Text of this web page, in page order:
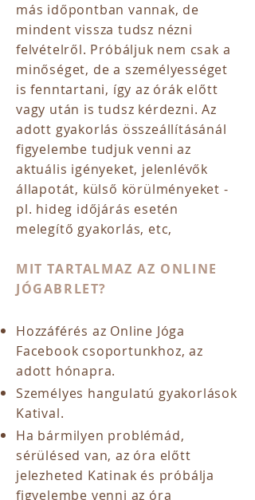
más időpontban vannak, de
mindent vissza tudsz nézni
felvételről. Próbáljuk nem csak a
minőséget, de a személyességet
is fenntartani, így az órák előtt
vagy után is tudsz kérdezni. Az
adott gyakorlás összeállításánál
figyelembe tudjuk venni az
aktuális igényeket, jelenlévők
állapotát, külső körülményeket -
pl. hideg időjárás esetén
melegítő gyakorlás, etc,
MIT TARTALMAZ AZ ONLINE
JÓGABRLET?
Hozzáférés az Online Jóga
Facebook csoportunkhoz, az
adott hónapra.
Személyes hangulatú gyakorlások
Katival.
Ha bármilyen problémád,
sérülésed van, az óra előtt
jelezheted Katinak és próbálja
figyelembe venni az óra